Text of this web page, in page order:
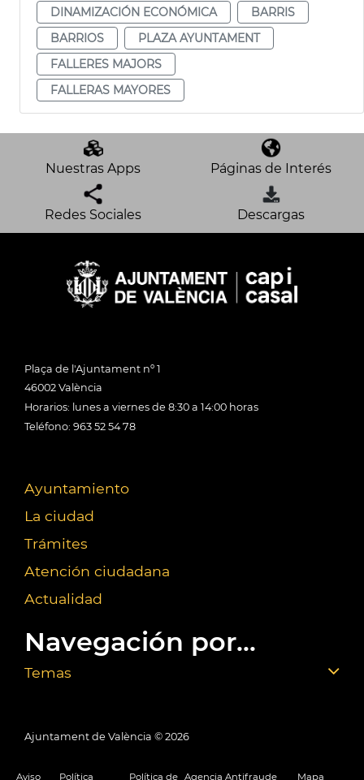
DINAMIZACIÓN ECONÓMICA
BARRIS
BARRIOS
PLAZA AYUNTAMENT
FALLERES MAJORS
FALLERAS MAYORES
Nuestras Apps Páginas de Interés
Redes Sociales Descargas
Plaça de l'Ajuntament nº 1
46002 València
Horarios: lunes a viernes de 8:30 a 14:00 horas
Teléfono: 963 52 54 78
Ayuntamiento
La ciudad
Trámites
Atención ciudadana
Actualidad
Navegación por...
Temas
Ajuntament de València © 2026
Aviso Política Política de Agencia Antifraude Mapa